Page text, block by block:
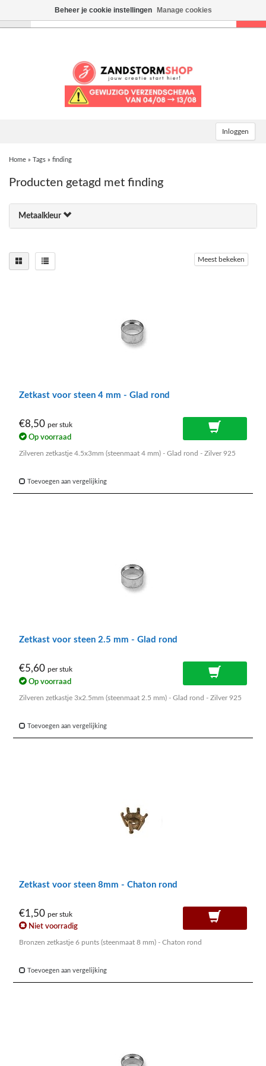
Inloggen
Home » Tags » finding
Producten getagd met finding
Metaalkleur
Meest bekeken
Zetkast voor steen 4 mm - Glad rond
€8,50 per stuk
Op voorraad
Zilveren zetkastje 4.5x3mm (steenmaat 4 mm) - Glad rond - Zilver 925
Toevoegen aan vergelijking
Zetkast voor steen 2.5 mm - Glad rond
€5,60 per stuk
Op voorraad
Zilveren zetkastje 3x2.5mm (steenmaat 2.5 mm) - Glad rond - Zilver 925
Toevoegen aan vergelijking
Zetkast voor steen 8mm - Chaton rond
€1,50 per stuk
Niet voorradig
Bronzen zetkastje 6 punts (steenmaat 8 mm) - Chaton rond
Toevoegen aan vergelijking
Beheer je cookie instellingen Manage cookies